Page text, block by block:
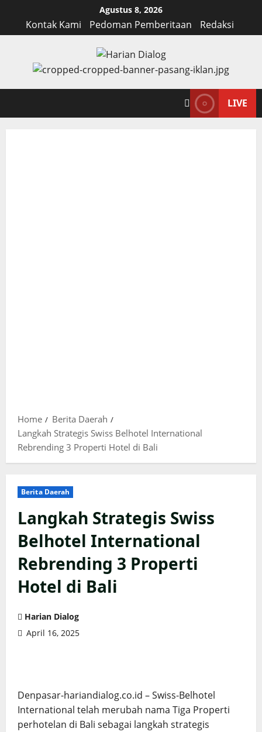
content
Agustus 8, 2026
Kontak Kami Pedoman Pemberitaan Redaksi
LIVE
Home
Berita Daerah
Langkah Strategis Swiss Belhotel International
Rebrending 3 Properti Hotel di Bali
Berita Daerah
Langkah Strategis Swiss
Belhotel International
Rebrending 3 Properti
Hotel di Bali
Harian Dialog
April 16, 2025
Denpasar-hariandialog.co.id – Swiss-Belhotel
International telah merubah nama Tiga Properti
perhotelan di Bali sebagai langkah strategis